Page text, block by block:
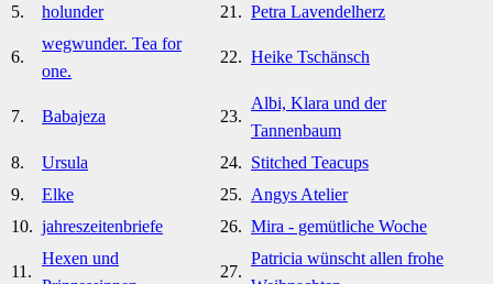
5. holunder 21. Petra Lavendelherz
6.
wegwunder. Tea for
one.
22. Heike Tschänsch
7. Babajeza 23.
Albi, Klara und der
Tannenbaum
8.
Ursula 24. Stitched Teacups
9.
Elke 25. Angys Atelier
10. jahreszeitenbriefe 26. Mira - gemütliche Woche
11.
Hexen und
27.
Patricia wünscht allen frohe